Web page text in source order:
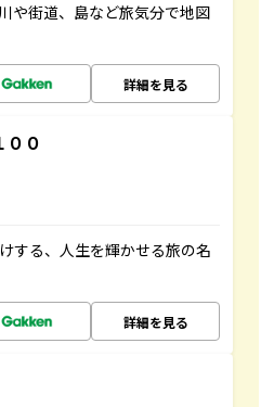
や街道、島など旅気分で地図
詳細を見る
０
する、人生を輝かせる旅の名
詳細を見る